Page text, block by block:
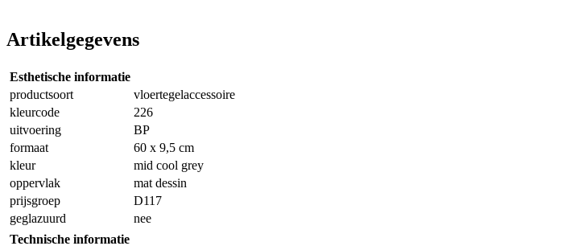
Artikelgegevens
Esthetische informatie
productsoort
vloertegelaccessoire
kleurcode
226
uitvoering
BP
formaat
60 x 9,5 cm
kleur
mid cool grey
oppervlak
mat dessin
prijsgroep
D117
geglazuurd
nee
Technische informatie